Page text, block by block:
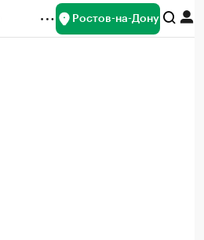
Ростов-на-Дону